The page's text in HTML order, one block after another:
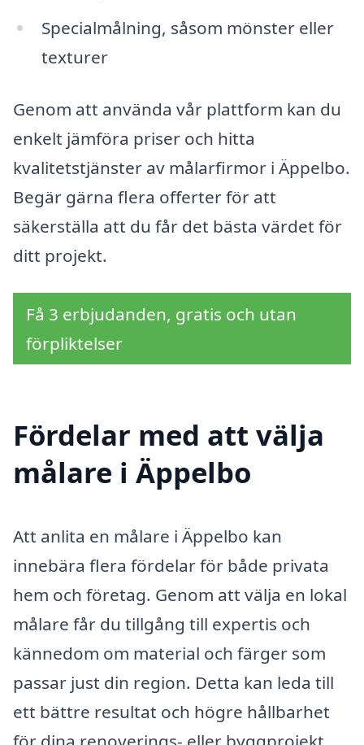
Specialmålning, såsom mönster eller
texturer
Genom att använda vår plattform kan du
enkelt jämföra priser och hitta
kvalitetstjänster av målarfirmor i Äppelbo.
Begär gärna flera offerter för att
säkerställa att du får det bästa värdet för
ditt projekt.
Få 3 erbjudanden, gratis och utan
förpliktelser
Fördelar med att välja
målare i Äppelbo
Att anlita en målare i Äppelbo kan
innebära flera fördelar för både privata
hem och företag. Genom att välja en lokal
målare får du tillgång till expertis och
kännedom om material och färger som
passar just din region. Detta kan leda till
ett bättre resultat och högre hållbarhet